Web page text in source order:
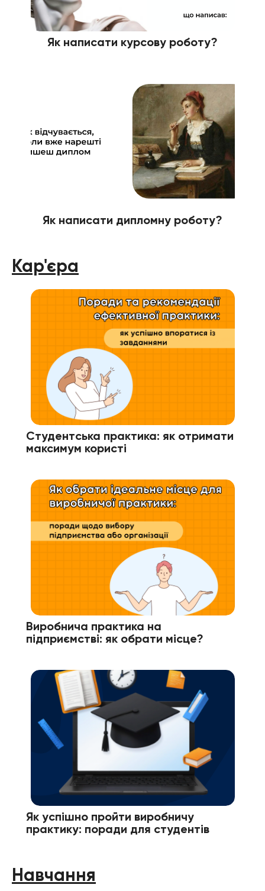
Як написати курсову роботу?
Як написати дипломну роботу?
Кар'єра
Студентська практика: як отримати
максимум користі
Виробнича практика на
підприємстві: як обрати місце?
Як успішно пройти виробничу
практику: поради для студентів
Навчання